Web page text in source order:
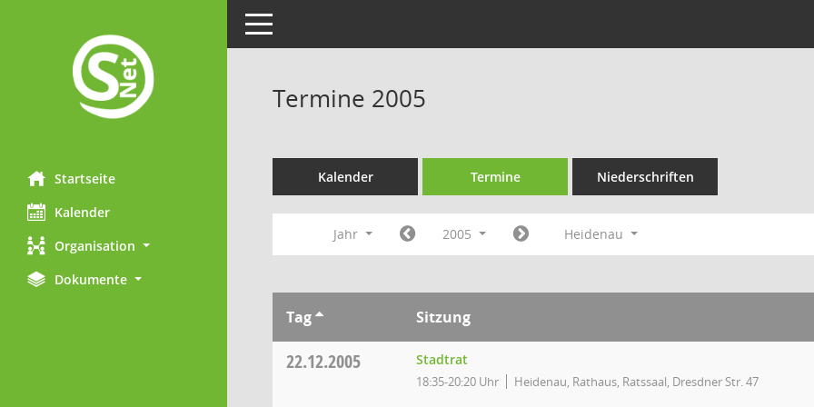
Startseite
Kalender
Organisation
Dokumente
Toggle navigation
Termine 2005
Kalender Termine Niederschriften
Jahr 2005 Heidenau
Tag Sitzung
22.12.2005 Stadtrat
18:35-20:20 Uhr Heidenau, Rathaus, Ratssaal, Dresdner Str. 47